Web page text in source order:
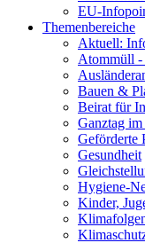
EU-
Themenbereiche
Aktuell:
Atommüll -
Bauen &
Beirat für
Ganztag
Geförderte
Gesundheit
Hygiene-
Kinder,